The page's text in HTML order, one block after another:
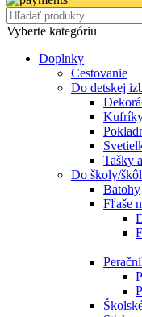
Vyberte kategóriu
Doplnky
Cestovanie
Do detskej
Tašky
Do školy/
Batohy
Fľaše